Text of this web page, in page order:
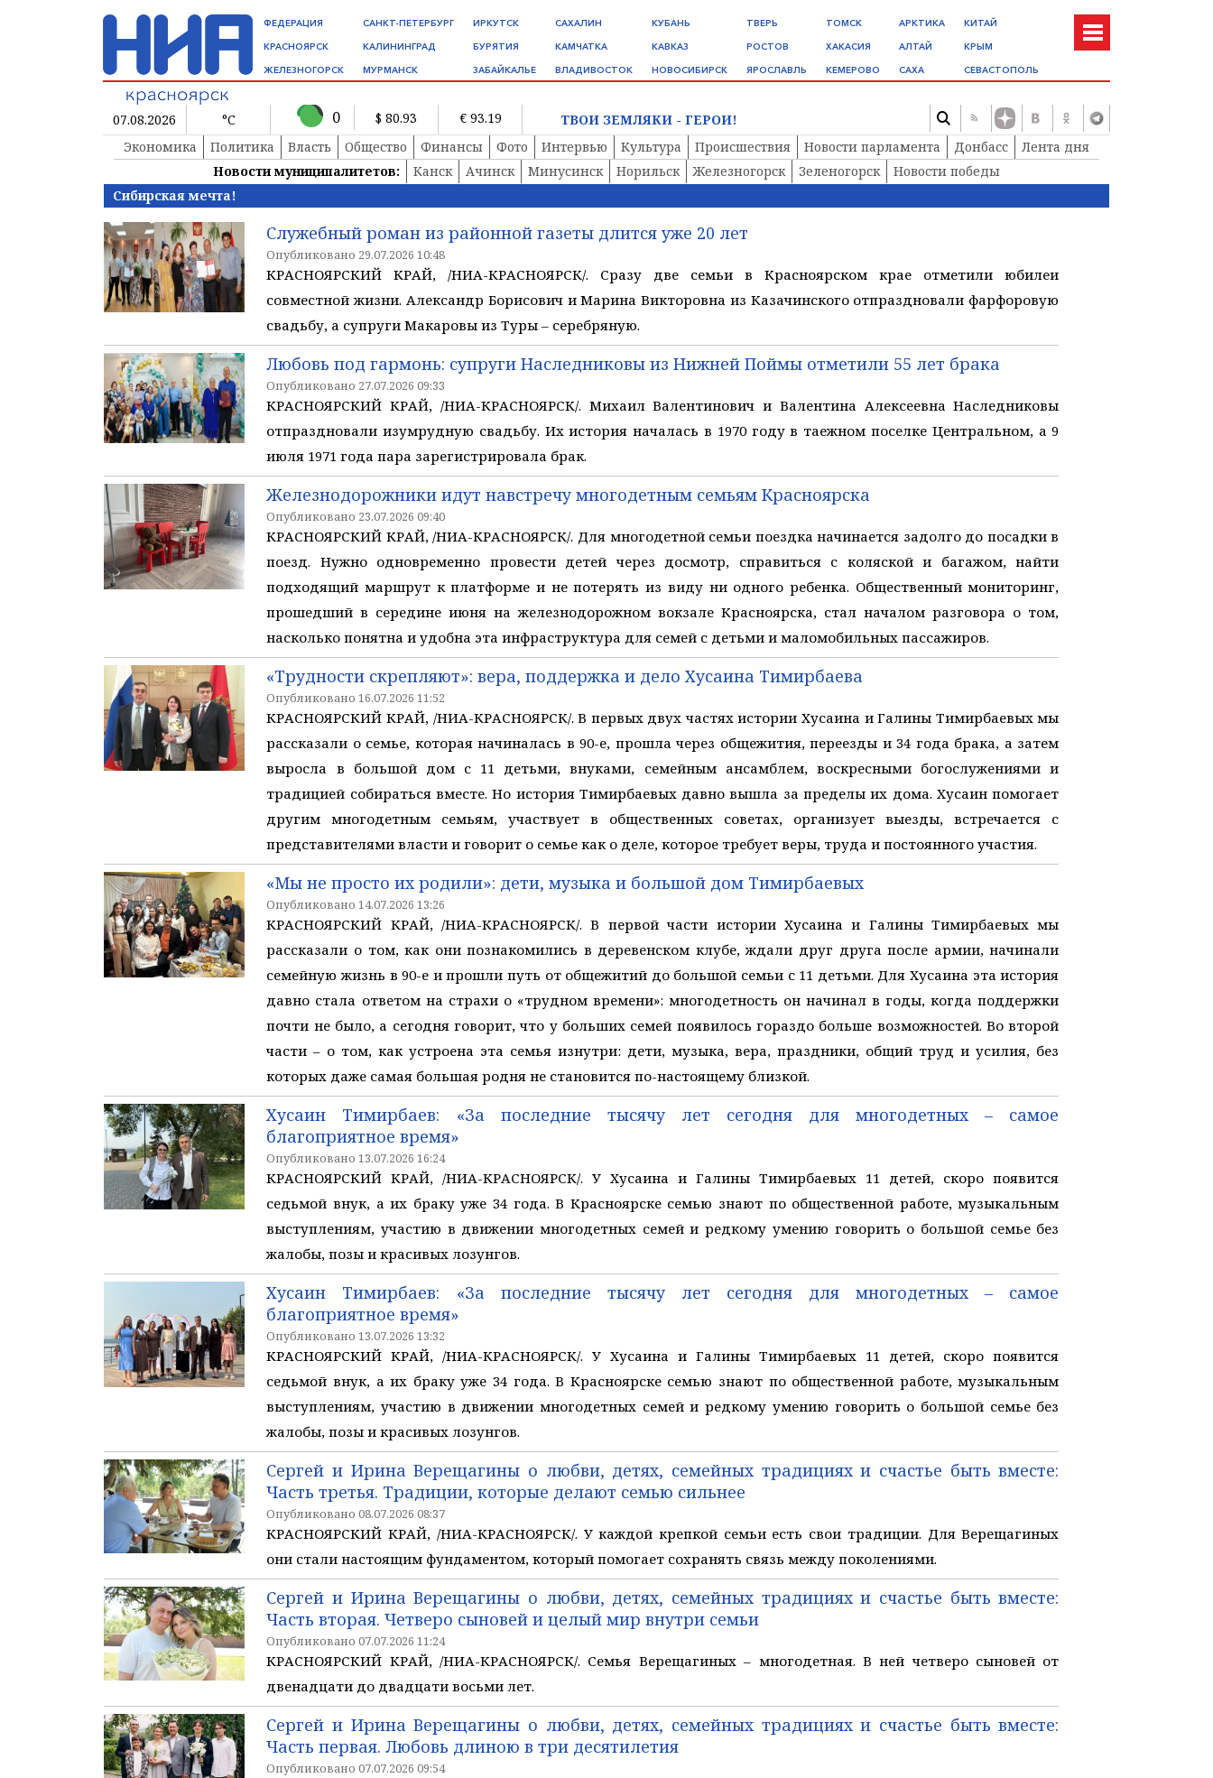
ФЕДЕРАЦИЯ
КРАСНОЯРСК
ЖЕЛЕЗНОГОРСК
САНКТ-ПЕТЕРБУРГ
КАЛИНИНГРАД
МУРМАНСК
ИРКУТСК
БУРЯТИЯ
ЗАБАЙКАЛЬЕ
САХАЛИН
КАМЧАТКА
ВЛАДИВОСТОК
КУБАНЬ
КАВКАЗ
НОВОСИБИРСК
ТВЕРЬ
РОСТОВ
ЯРОСЛАВЛЬ
ТОМСК
ХАКАСИЯ
КЕМЕРОВО
АРКТИКА
АЛТАЙ
САХА
КИТАЙ
КРЫМ
СЕВАСТОПОЛЬ
07.08.2026 °C 0 $ 80.93 € 93.19
ТВОИ ЗЕМЛЯКИ - ГЕРОИ!
Экономика
Политика Власть Общество Финансы Фото Интервью Культура Происшествия Новости парламента Донбасс
Лента дня
Новости муниципалитетов:
Канск Ачинск Минусинск Норильск Железногорск Зеленогорск
Новости победы
Сибирская мечта!
Служебный роман из районной газеты длится уже 20 лет
Опубликовано 29.07.2026 10:48
КРАСНОЯРСКИЙ КРАЙ, /НИА-КРАСНОЯРСК/. Сразу две семьи в Красноярском крае отметили юбилеи
совместной жизни. Александр Борисович и Марина Викторовна из Казачинского отпраздновали фарфоровую
свадьбу, а супруги Макаровы из Туры – серебряную.
Любовь под гармонь: супруги Наследниковы из Нижней Поймы отметили 55 лет брака
Опубликовано 27.07.2026 09:33
КРАСНОЯРСКИЙ КРАЙ, /НИА-КРАСНОЯРСК/. Михаил Валентинович и Валентина Алексеевна Наследниковы
отпраздновали изумрудную свадьбу. Их история началась в 1970 году в таежном поселке Центральном, а 9
июля 1971 года пара зарегистрировала брак.
Железнодорожники идут навстречу многодетным семьям Красноярска
Опубликовано 23.07.2026 09:40
КРАСНОЯРСКИЙ КРАЙ, /НИА-КРАСНОЯРСК/. Для многодетной семьи поездка начинается задолго до посадки в
поезд. Нужно одновременно провести детей через досмотр, справиться с коляской и багажом, найти
подходящий маршрут к платформе и не потерять из виду ни одного ребенка. Общественный мониторинг,
прошедший в середине июня на железнодорожном вокзале Красноярска, стал началом разговора о том,
насколько понятна и удобна эта инфраструктура для семей с детьми и маломобильных пассажиров.
«Трудности скрепляют»: вера, поддержка и дело Хусаина Тимирбаева
Опубликовано 16.07.2026 11:52
КРАСНОЯРСКИЙ КРАЙ, /НИА-КРАСНОЯРСК/. В первых двух частях истории Хусаина и Галины Тимирбаевых мы
рассказали о семье, которая начиналась в 90-е, прошла через общежития, переезды и 34 года брака, а затем
выросла в большой дом с 11 детьми, внуками, семейным ансамблем, воскресными богослужениями и
традицией собираться вместе. Но история Тимирбаевых давно вышла за пределы их дома. Хусаин помогает
другим многодетным семьям, участвует в общественных советах, организует выезды, встречается с
представителями власти и говорит о семье как о деле, которое требует веры, труда и постоянного участия.
«Мы не просто их родили»: дети, музыка и большой дом Тимирбаевых
Опубликовано 14.07.2026 13:26
КРАСНОЯРСКИЙ КРАЙ, /НИА-КРАСНОЯРСК/. В первой части истории Хусаина и Галины Тимирбаевых мы
рассказали о том, как они познакомились в деревенском клубе, ждали друг друга после армии, начинали
семейную жизнь в 90-е и прошли путь от общежитий до большой семьи с 11 детьми. Для Хусаина эта история
давно стала ответом на страхи о «трудном времени»: многодетность он начинал в годы, когда поддержки
почти не было, а сегодня говорит, что у больших семей появилось гораздо больше возможностей. Во второй
части – о том, как устроена эта семья изнутри: дети, музыка, вера, праздники, общий труд и усилия, без
которых даже самая большая родня не становится по-настоящему близкой.
Хусаин Тимирбаев: «За последние тысячу лет сегодня для многодетных – самое
благоприятное время»
Опубликовано 13.07.2026 16:24
КРАСНОЯРСКИЙ КРАЙ, /НИА-КРАСНОЯРСК/. У Хусаина и Галины Тимирбаевых 11 детей, скоро появится
седьмой внук, а их браку уже 34 года. В Красноярске семью знают по общественной работе, музыкальным
выступлениям, участию в движении многодетных семей и редкому умению говорить о большой семье без
жалобы, позы и красивых лозунгов.
Хусаин Тимирбаев: «За последние тысячу лет сегодня для многодетных – самое
благоприятное время»
Опубликовано 13.07.2026 13:32
КРАСНОЯРСКИЙ КРАЙ, /НИА-КРАСНОЯРСК/. У Хусаина и Галины Тимирбаевых 11 детей, скоро появится
седьмой внук, а их браку уже 34 года. В Красноярске семью знают по общественной работе, музыкальным
выступлениям, участию в движении многодетных семей и редкому умению говорить о большой семье без
жалобы, позы и красивых лозунгов.
Сергей и Ирина Верещагины о любви, детях, семейных традициях и счастье быть вместе:
Часть третья. Традиции, которые делают семью сильнее
Опубликовано 08.07.2026 08:37
КРАСНОЯРСКИЙ КРАЙ, /НИА-КРАСНОЯРСК/. У каждой крепкой семьи есть свои традиции. Для Верещагиных
они стали настоящим фундаментом, который помогает сохранять связь между поколениями.
Сергей и Ирина Верещагины о любви, детях, семейных традициях и счастье быть вместе:
Часть вторая. Четверо сыновей и целый мир внутри семьи
Опубликовано 07.07.2026 11:24
КРАСНОЯРСКИЙ КРАЙ, /НИА-КРАСНОЯРСК/. Семья Верещагиных – многодетная. В ней четверо сыновей от
двенадцати до двадцати восьми лет.
Сергей и Ирина Верещагины о любви, детях, семейных традициях и счастье быть вместе:
Часть первая. Любовь длиною в три десятилетия
Опубликовано 07.07.2026 09:54